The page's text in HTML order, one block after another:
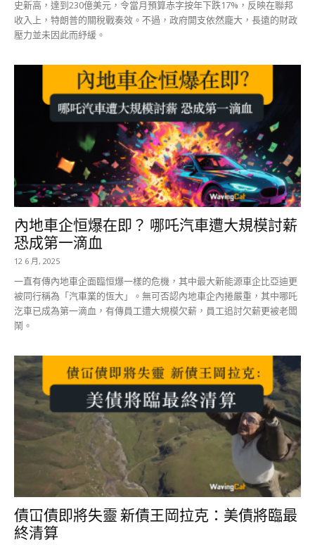
史新高，達到230億美元，令當月預算赤字按年下跌17%，反映在聯邦
收入上，特朗普的關稅戰奏效。不過，政府開支依然龐大，長遠的財政
壓力並未因此而紓緩。
內地車企恒爆在即？ 哪吒汽車遭大規模討薪
恐成第一滴血
12 6 月, 2025
一直有傳內地車企面臨恒爆一樣的危機，其中最大新能源車企比亞迪更
被同行稱為「汽車業的恆大」。無可否認內地車企內捲嚴重，其中哪吒
汔車已成為第一滴血，有傳員工遭大規模欠薪，員工追討欠薪更被老闆
鬧。
債冚債即將失靈 新債王岡拉克：美債將臨最
終清算